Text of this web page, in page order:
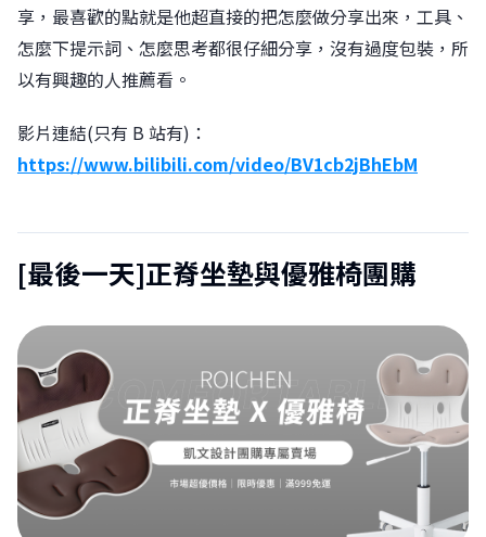
享，最喜歡的點就是他超直接的把怎麼做分享出來，工具、
怎麼下提示詞、怎麼思考都很仔細分享，沒有過度包裝，所
以有興趣的人推薦看。
影片連結(只有 B 站有)：
https://www.bilibili.com/video/BV1cb2jBhEbM
[最後一天]正脊坐墊與優雅椅團購